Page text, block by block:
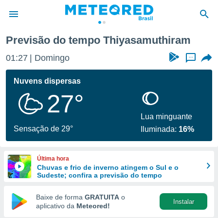
da
fornecidas
a este
das
e
forma
digital
Previsão do tempo Thiyasamuthiram
01:27 Domingo ...
Nuvens dispersas
27°
Sensação de 29°
Lua minguante
Iluminada: 16%
Última hora
Chuvas e frio de inverno atingem o Sul e o
Sudeste; confira a previsão do tempo
Baixe de forma GRATUITA o
aplicativo da Meteored!
Instalar